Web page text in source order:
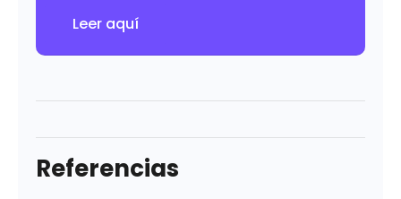
Leer aquí
Referencias